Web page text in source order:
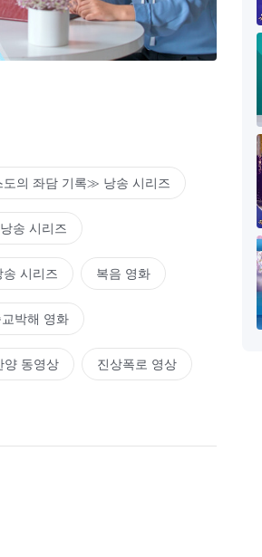
의 좌담 기록≫ 낭송 시리즈
송 시리즈
시리즈 복음 영화
교박해 영화
양 동영상 진상폭로 영상